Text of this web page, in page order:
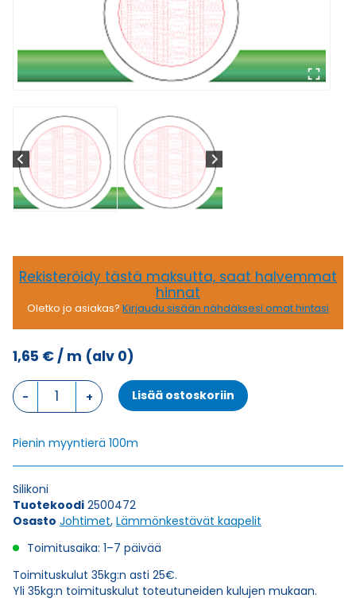
Rekisteröidy tästä maksutta, saat halvemmat
hinnat
Oletko jo asiakas? Kirjaudu sisään nähdäksesi omat hintasi
1,65 €/ m (alv 0)
Johdin
Lisää ostoskoriin
Pienin myyntierä 100m
Silikoni
Tuotekoodi 2500472
Osasto Johtimet, Lämmönkestävät kaapelit
Toimitusaika: 1–7 päivää
Toimituskulut 35kg:n asti 25€.
Yli 35kg:n toimituskulut toteutuneiden kulujen mukaan.